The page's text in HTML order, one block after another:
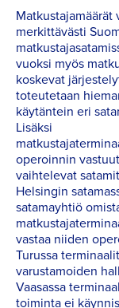
Matkustajamäärät
merkittävästi
vuoksi myös
koskevat
toteutetaan
käytäntein eri
Lisäksi
operoinnin vastuut
vaihtelevat
Helsingin
satamayhtiö
vastaa niiden
Turussa
varustamoiden
Vaasassa
toiminta ei